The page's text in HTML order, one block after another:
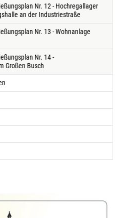
Nr. 12 - Hochregallager
an der Industriestraße
Nr. 13 - Wohnanlage
Nr. 14 -
Großen Busch